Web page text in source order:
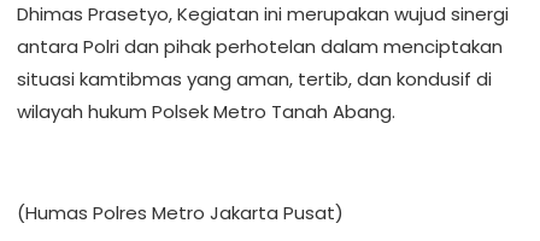
Dhimas Prasetyo, Kegiatan ini merupakan wujud sinergi
antara Polri dan pihak perhotelan dalam menciptakan
situasi kamtibmas yang aman, tertib, dan kondusif di
wilayah hukum Polsek Metro Tanah Abang.
(Humas Polres Metro Jakarta Pusat)